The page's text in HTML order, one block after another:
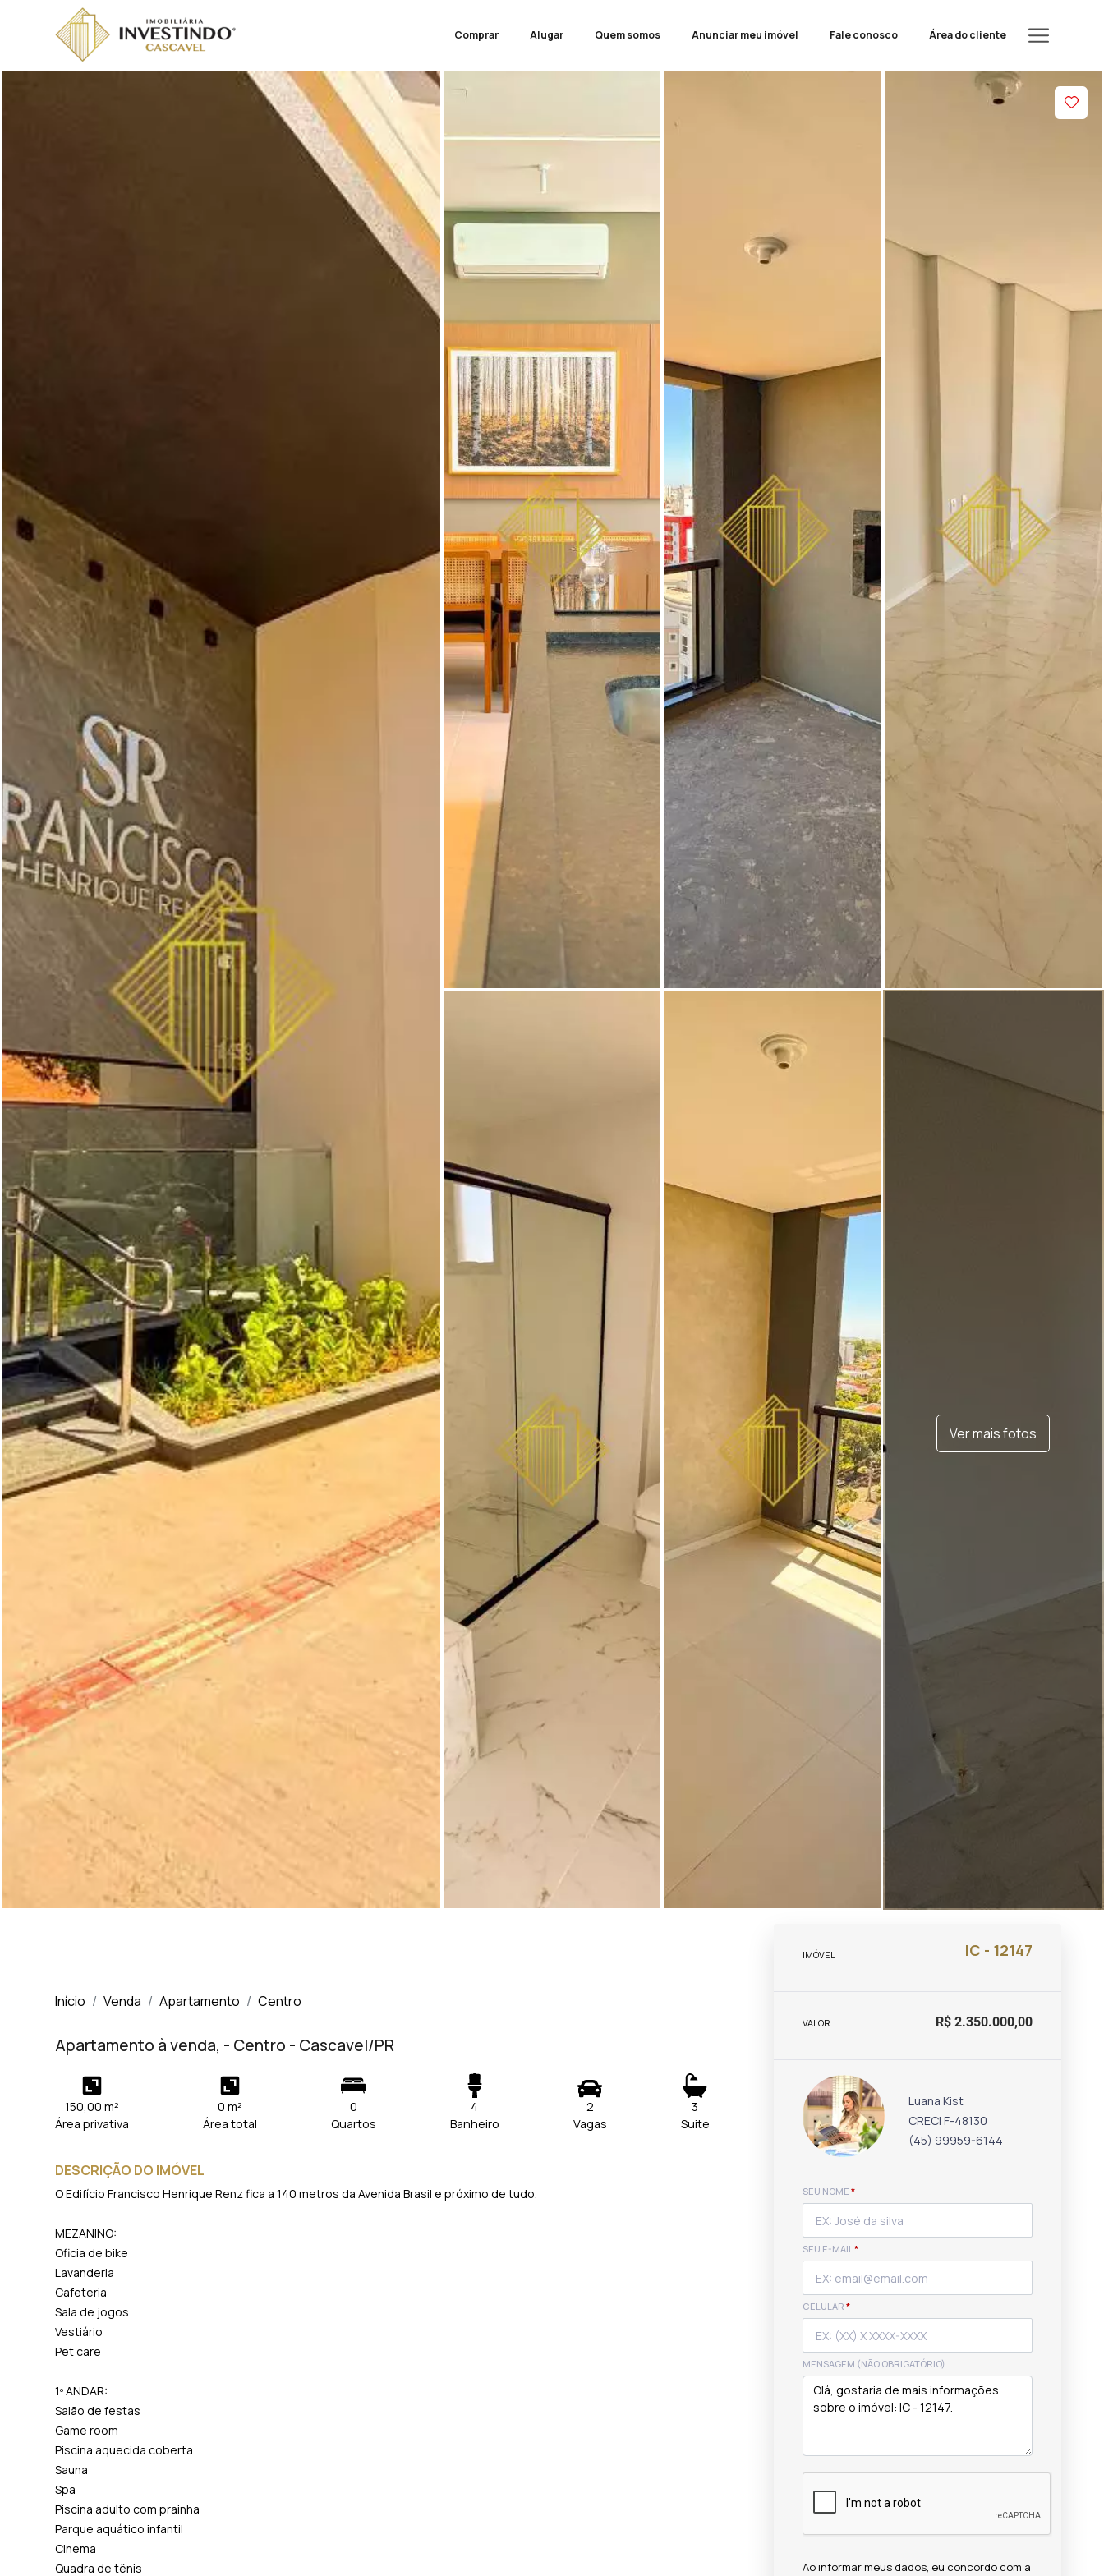
Comprar Alugar Quem somos Anunciar meu imóvel Fale conosco Área do cliente
Ver mais fotos
Início Venda Apartamento Centro
Apartamento à venda, - Centro - Cascavel/PR
150,00 m²
Área privativa
0 m²
Área total
0
Quartos
4
Banheiro
2
Vagas
3
Suite
DESCRIÇÃO DO IMÓVEL
O Edifício Francisco Henrique Renz fica a 140 metros da Avenida Brasil e próximo de tudo.
MEZANINO:
Oficia de bike
Lavanderia
Cafeteria
Sala de jogos
Vestiário
Pet care
1º ANDAR:
Salão de festas
Game room
Piscina aquecida coberta
Sauna
Spa
Piscina adulto com prainha
Parque aquático infantil
Cinema
Quadra de tênis
IMÓVEL IC - 12147
VALOR R$ 2.350.000,00
Luana Kist
CRECI F-48130
(45) 99959-6144
SEU NOME *
SEU E-MAIL*
CELULAR *
MENSAGEM (NÃO OBRIGATÓRIO)
Ao informar meus dados, eu concordo com a